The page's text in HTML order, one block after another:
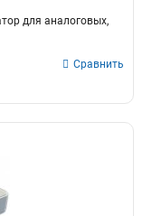
для аналоговых,
Сравнить